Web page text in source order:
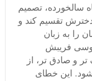
سالخورده، تصمیم
تقسیم کند و
را به زبان
فریبش
‌تر و صادق‌ تر، از
این خطای